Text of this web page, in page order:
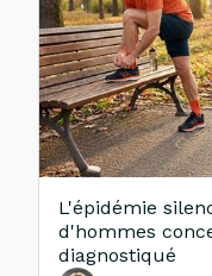
L'épidémie
d'hommes
diagnostiqué